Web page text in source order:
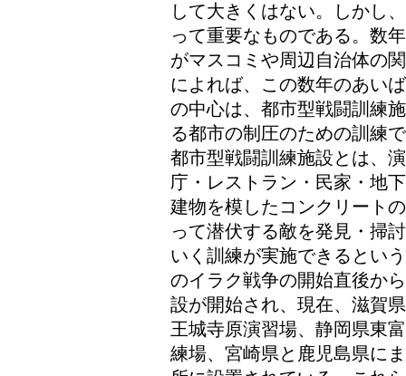
して大きくはない。しかし
って重要なものである。数
がマスコミや周辺自治体の
によれば、この数年のあい
の中心は、都市型戦闘訓練
る都市の制圧のための訓練
都市型戦闘訓練施設とは、
庁・レストラン・民家・地
建物を模したコンクリート
って潜伏する敵を発見・掃
いく訓練が実施できるとい
のイラク戦争の開始直後か
設が開始され、現在、滋賀
王城寺原演習場、静岡県東
練場、宮崎県と鹿児島県に